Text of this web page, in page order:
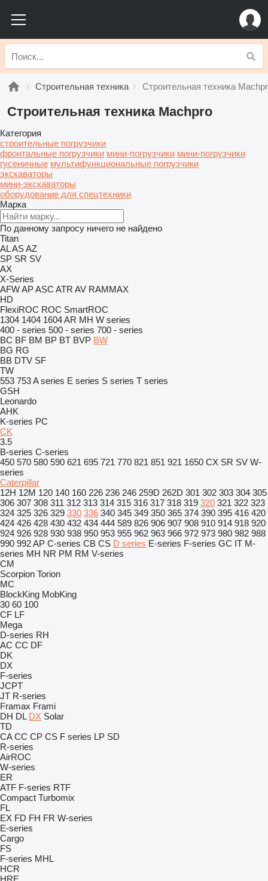
Строительная техника Строительная техника
Строительная техника Machpro
Категория
строительные погрузчики
фронтальные погрузчики мини-погрузчики мини-погрузчики
гусеничные мультифункциональные погрузчики
экскаваторы
мини-экскаваторы
оборудование для спецтехники
Марка
По данному запросу ничего не найдено
Titan
ALASAZ
SP SR SV
AX
X-Series
AFWAPASC ATR AV RAMMAX
HD
FlexiROC ROC SmartROC
1304 1404 1604AR MH W series
400 - series 500 - series 700 - series
BC BF BM BP BT BVP BW
BG RG
BB DTV SF
TW
553 753A series E series S series T series
GSH
Leonardo
AHK
K-series PC
CK
3.5
B-series C-series
450 570 580 590 621 695 721 770 821 851 921 1650 CX SR SV W-
series
Caterpillar
12H 12M 120 140 160 226 236 246 259D 262D 301 302 303 304 305
306 307 308 311 312 313 314 315 316 317 318 319 320 321 322 323
324 325 326 329 330 336 340 345 349 350 365 374 390 395 416 420
424 426 428 430 432 434 444 589 826 906 907 908 910 914 918 920
924 926 928 930 938 950 953 955 962 963 966 972 973 980 982 988
990 992AP C-series CB CS D series E-series F-series GC IT M-
series MH NR PM RM V-series
CM
Scorpion Torion
MC
BlockKing MobKing
30 60 100
CF LF
Mega
D-series RH
AC CC DF
DK
DX
F-series
JCPT
JT R-series
Framax Frami
DH DL DX Solar
TD
CA CC CP CS F series LP SD
R-series
AirROC
W-series
ER
ATF F-series RTF
Compact Turbomix
FL
EX FD FH FR W-series
E-series
Cargo
FS
F-series MHL
HCR
HRE